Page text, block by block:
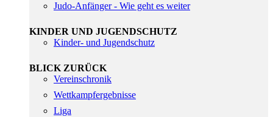
Judo-Anfänger - Wie geht es weiter
KINDER UND JUGENDSCHUTZ
Kinder- und Jugendschutz
BLICK ZURÜCK
Vereinschronik
Wettkampfergebnisse
Liga